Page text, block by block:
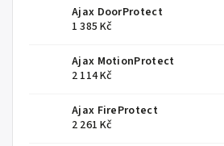
Ajax DoorProtect
1 385 Kč
Ajax MotionProtect
2 114 Kč
Ajax FireProtect
2 261 Kč